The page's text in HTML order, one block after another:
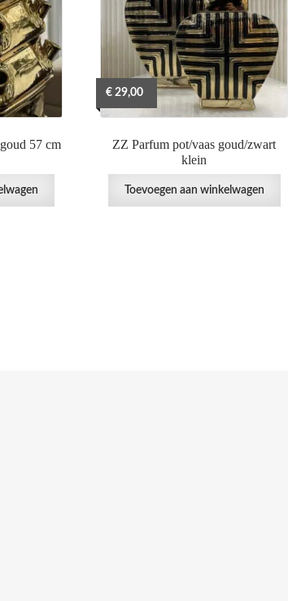
57 cm
ZZ Parfum pot/vaas goud/zwart
klein
€ 29,00
Toevoegen aan winkelwagen